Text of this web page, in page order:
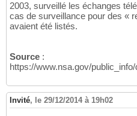
2003, surveillé les échanges
cas de surveillance pour des «
avaient été listés.
Source :
https://www.nsa.gov/
Invité, le 29/12/2014 à 19h02